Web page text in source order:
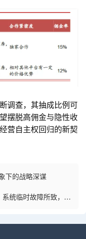
调查，其抽成比例可
摆脱高佣金与隐性收
营自主权回归的新契
下的战略深谋
统临时故障所致，已